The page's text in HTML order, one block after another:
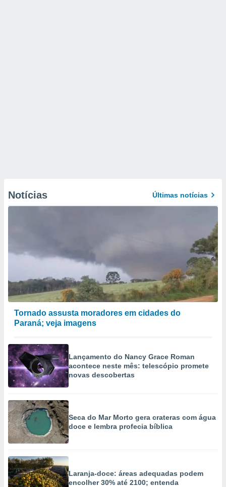
Notícias Últimas notícias
Tornado assusta moradores em cidades do
Paraná; veja imagens
Lançamento do Nancy Grace Roman
acontece neste mês: telescópio promete
novas descobertas
Seca do Mar Morto gera crateras com água
doce e lembra profecia bíblica
Laranja-doce: áreas adequadas podem
encolher 30% até 2100; entenda